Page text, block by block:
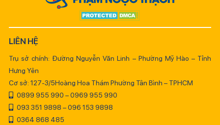
LIÊN HỆ
Trụ sở chính: Đường Nguyễn Văn Linh – Phường Mỹ Hào – Tỉnh
Hưng Yên
Cơ sở: 127-3/5Hoàng Hoa Thám Phường Tân Bình – TPHCM
0899 955 990 – 0969 955 990
093 351 9898 – 096 153 9898
0364 868 485